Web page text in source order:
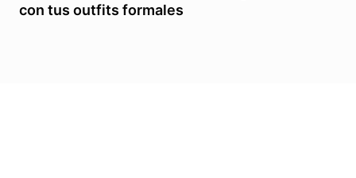
con tus outfits formales